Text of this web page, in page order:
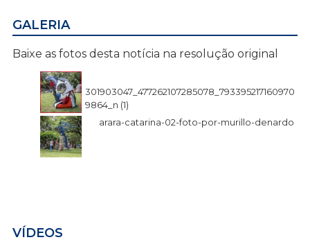
GALERIA
Baixe as fotos desta notícia na resolução original
301903047_477262107285078_793395217160970
9864_n (1)
arara-catarina-02-foto-por-murillo-denardo
VÍDEOS